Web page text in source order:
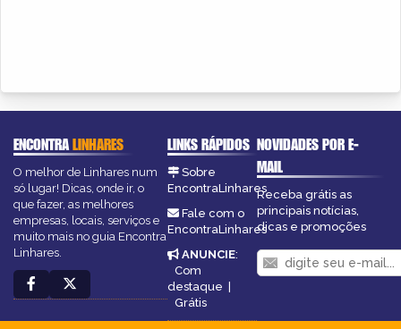
ENCONTRALINHARES
O melhor de Linhares num
só lugar! Dicas, onde ir, o
que fazer, as melhores
empresas, locais, serviços e
muito mais no guia Encontra
Linhares.
LINKS RÁPIDOS
Sobre
EncontraLinhares
Fale com o
EncontraLinhares
ANUNCIE:
Com
destaque
Grátis
NOVIDADES POR E-
MAIL
Receba grátis as
principais notícias,
dicas e promoções